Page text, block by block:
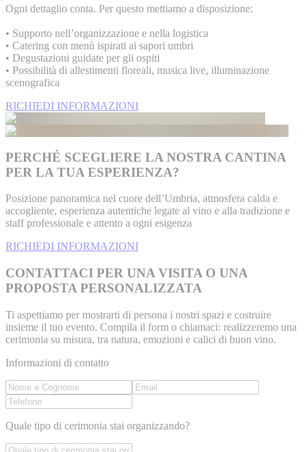
Ogni dettaglio conta. Per questo mettiamo a disposizione:
• Supporto nell’organizzazione e nella logistica
• Catering con menù ispirati ai sapori umbri
• Degustazioni guidate per gli ospiti
• Possibilità di allestimenti floreali, musica live, illuminazione
scenografica
RICHIEDI INFORMAZIONI
PERCHÉ SCEGLIERE LA NOSTRA CANTINA
PER LA TUA ESPERIENZA?
Posizione panoramica nel cuore dell’Umbria, atmosfera calda e
accogliente, esperienza autentiche legate al vino e alla tradizione e
staff professionale e attento a ogni esigenza
RICHIEDI INFORMAZIONI
CONTATTACI PER UNA VISITA O UNA
PROPOSTA PERSONALIZZATA
Ti aspettiamo per mostrarti di persona i nostri spazi e costruire
insieme il tuo evento. Compila il form o chiamaci: realizzeremo una
cerimonia su misura, tra natura, emozioni e calici di buon vino.
Informazioni di contatto
Quale tipo di cerimonia stai organizzando?